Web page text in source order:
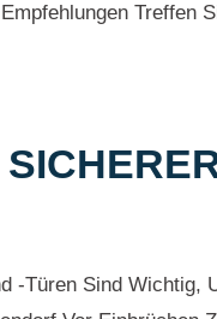
Treffen
-türen Sind Wichtig,